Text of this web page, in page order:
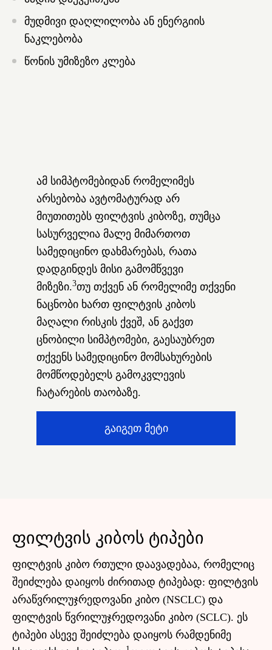
მუდმივი დაღლილობა ან ენერგიის
ნაკლებობა
წონის უმიზეზო კლება
ამ სიმპტომებიდან რომელიმეს
არსებობა ავტომატურად არ
მიუთითებს ფილტვის კიბოზე, თუმცა
სასურველია მალე მიმართოთ
სამედიცინო დახმარებას, რათა
დადგინდეს მისი გამომწვევი
მიზეზი.3თუ თქვენ ან რომელიმე თქვენი
ნაცნობი ხართ ფილტვის კიბოს
მაღალი რისკის ქვეშ, ან გაქვთ
ცნობილი სიმპტომები, გაესაუბრეთ
თქვენს სამედიცინო მომსახურების
მომწოდებელს გამოკვლევის
ჩატარების თაობაზე.
გაიგეთ მეტი
ფილტვის კიბოს ტიპები
ფილტვის კიბო რთული დაავადებაა, რომელიც
შეიძლება დაიყოს ძირითად ტიპებად: ფილტვის
არაწვრილუჯრედოვანი კიბო (NSCLC) და
ფილტვის წვრილუჯრედოვანი კიბო (SCLC). ეს
ტიპები ასევე შეიძლება დაიყოს რამდენიმე